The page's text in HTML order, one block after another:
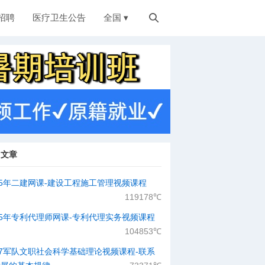

聘 医疗卫生公告 全国 ▾
章
年二建网课-建设工程施工管理视频课程
119178℃
年专利代理师网课-专利代理实务视频课程
104853℃
军队文职社会科学基础理论视频课程-​联系